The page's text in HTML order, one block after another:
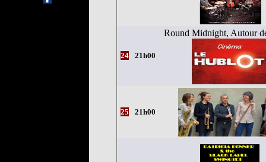
24 21h00
Round Midnight, Autour
25 21h00